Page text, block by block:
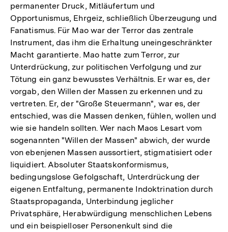
permanenter Druck, Mitläufertum und
Opportunismus, Ehrgeiz, schließlich Überzeugung und
Fanatismus. Für Mao war der Terror das zentrale
Instrument, das ihm die Erhaltung uneingeschränkter
Macht garantierte. Mao hatte zum Terror, zur
Unterdrückung, zur politischen Verfolgung und zur
Tötung ein ganz bewusstes Verhältnis. Er war es, der
vorgab, den Willen der Massen zu erkennen und zu
vertreten. Er, der "Große Steuermann", war es, der
entschied, was die Massen denken, fühlen, wollen und
wie sie handeln sollten. Wer nach Maos Lesart vom
sogenannten "Willen der Massen" abwich, der wurde
von ebenjenen Massen aussortiert, stigmatisiert oder
liquidiert. Absoluter Staatskonformismus,
bedingungslose Gefolgschaft, Unterdrückung der
eigenen Entfaltung, permanente Indoktrination durch
Staatspropaganda, Unterbindung jeglicher
Privatsphäre, Herabwürdigung menschlichen Lebens
und ein beispielloser Personenkult sind die